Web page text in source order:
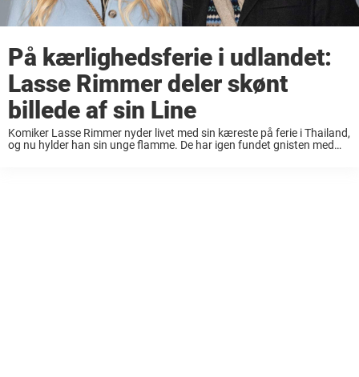
På kærlighedsferie i udlandet:
Lasse Rimmer deler skønt
billede af sin Line
Komiker Lasse Rimmer nyder livet med sin kæreste på ferie i Thailand,
og nu hylder han sin unge flamme. De har igen fundet gnisten med